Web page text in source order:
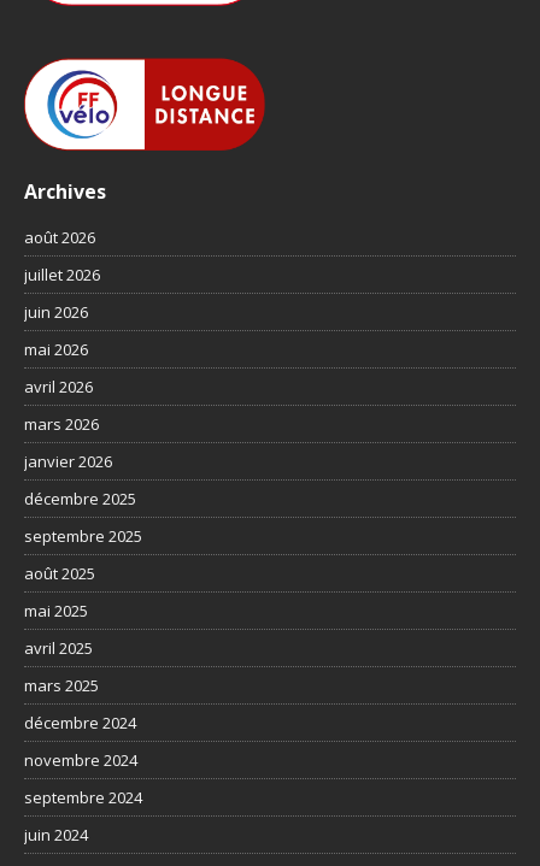
Archives
août 2026
juillet 2026
juin 2026
mai 2026
avril 2026
mars 2026
janvier 2026
décembre 2025
septembre 2025
août 2025
mai 2025
avril 2025
mars 2025
décembre 2024
novembre 2024
septembre 2024
juin 2024